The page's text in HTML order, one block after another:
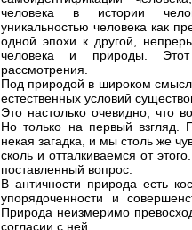
человека в истории
уникальностью человека как
одной эпохи к другой,
человека и природы. Этот
рассмотрения.
Под природой в широком
естественных условий
Это настолько очевидно, что
Но только на первый взгляд.
некая загадка, и мы столь же
сколь и отталкиваемся от
поставленный вопрос.
В античности природа есть
упорядоченности и
Природа неизмеримо
согласии с ней.